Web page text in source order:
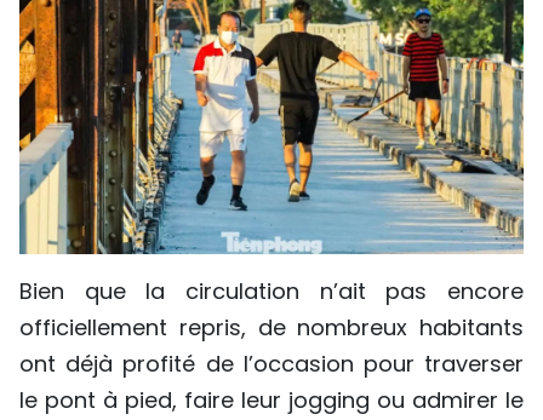
Bien que la circulation n’ait pas encore
officiellement repris, de nombreux habitants
ont déjà profité de l’occasion pour traverser
le pont à pied, faire leur jogging ou admirer le